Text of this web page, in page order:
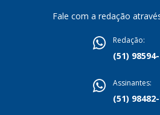
Fale com a redação
Redação:
(51)
Assinantes:
(51)